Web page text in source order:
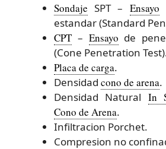
Sondaje SPT – Ensayo
estandar (Standard
CPT – Ensayo de
(Cone Penetration
Placa de carga.
Densidad cono de arena.
Densidad Natural In
Cono de Arena.
Infiltracion Porchet.
Compresion no